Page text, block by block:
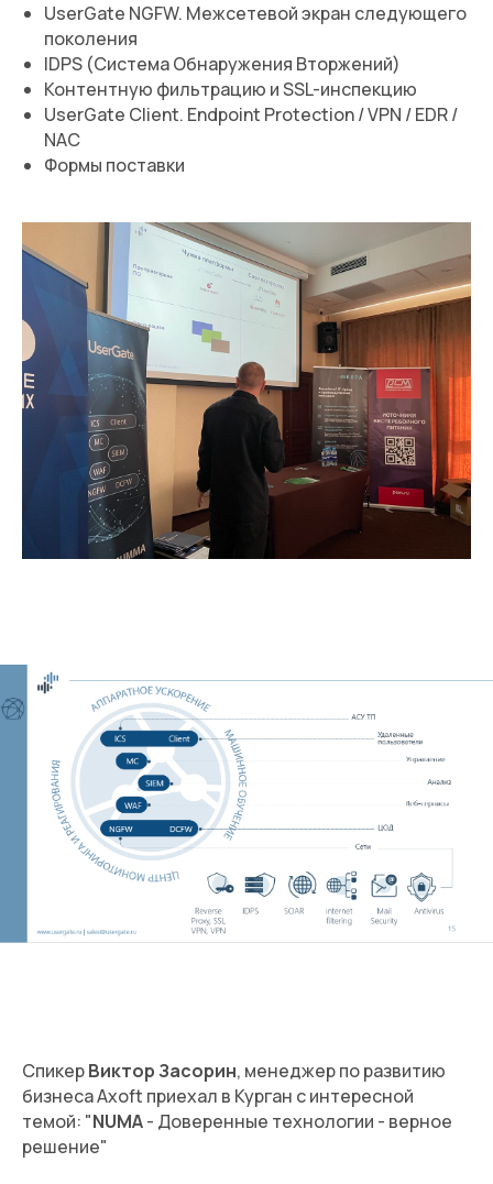
UserGate NGFW. Межсетевой экран следующего
поколения
IDPS (Система Обнаружения Вторжений)
Контентную фильтрацию и SSL-инспекцию
UserGate Client. Endpoint Protection / VPN / EDR /
NAC
Формы поставки
СпикерВиктор Засорин, менеджер по развитию
бизнеса Axoft приехал в Курган с интересной
темой: "NUMA- Доверенные технологии - верное
решение"